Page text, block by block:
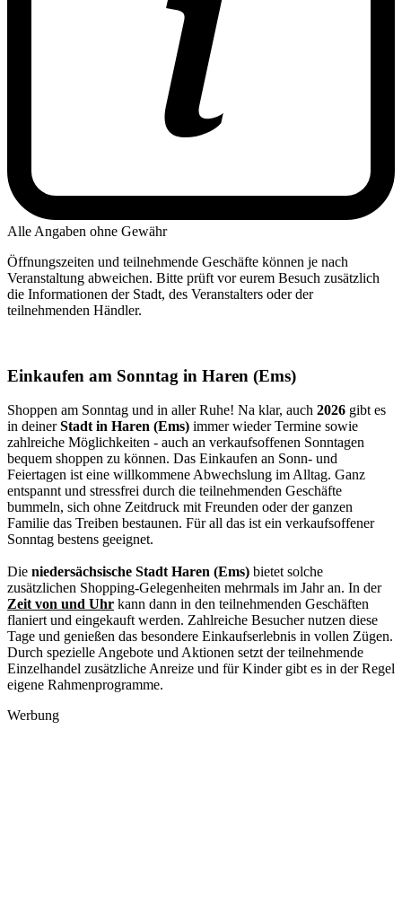
Alle Angaben ohne Gewähr
Öffnungszeiten und teilnehmende Geschäfte können je nach
Veranstaltung abweichen. Bitte prüft vor eurem Besuch zusätzlich
die Informationen der Stadt, des Veranstalters oder der
teilnehmenden Händler.
Einkaufen am Sonntag in Haren (Ems)
Shoppen am Sonntag und in aller Ruhe! Na klar, auch 2026 gibt es
in deinerStadt in Haren (Ems) immer wieder Termine sowie
zahlreiche Möglichkeiten - auch an verkaufsoffenen Sonntagen
bequem shoppen zu können. Das Einkaufen an Sonn- und
Feiertagen ist eine willkommene Abwechslung im Alltag. Ganz
entspannt und stressfrei durch die teilnehmenden Geschäfte
bummeln, sich ohne Zeitdruck mit Freunden oder der ganzen
Familie das Treiben bestaunen. Für all das ist ein verkaufsoffener
Sonntag bestens geeignet.
Die niedersächsische Stadt Haren (Ems) bietet solche
zusätzlichen Shopping-Gelegenheiten mehrmals im Jahr an. In der
Zeit von und Uhr kann dann in den teilnehmenden Geschäften
flaniert und eingekauft werden. Zahlreiche Besucher nutzen diese
Tage und genießen das besondere Einkaufserlebnis in vollen Zügen.
Durch spezielle Angebote und Aktionen setzt der teilnehmende
Einzelhandel zusätzliche Anreize und für Kinder gibt es in der Regel
eigene Rahmenprogramme.
Werbung